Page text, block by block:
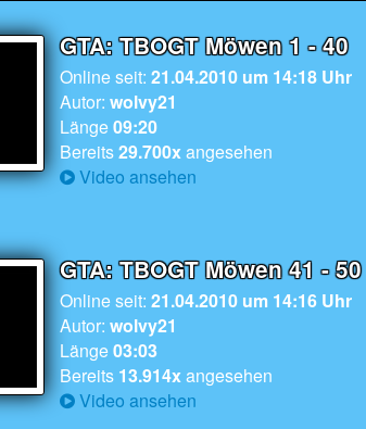
GTA: TBOGT Möwen 1 - 40
Online seit: 21.04.2010um 14:18Uhr
Autor: wolvy21
Länge09:20
Bereits29.700xangesehen
Video ansehen
GTA: TBOGT Möwen 41 - 50
Online seit: 21.04.2010um 14:16Uhr
Autor: wolvy21
Länge03:03
Bereits 13.914xangesehen
Video ansehen